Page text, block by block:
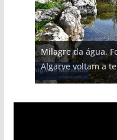
Milagre da água.
Algarve voltam a
Projeto milionário:
milhões de euros
hotéis (com vídeo)
Tempestades
arribas em risco
Foto do dia: uma
entre redes e
Tapas do mar a 3
gastronómica